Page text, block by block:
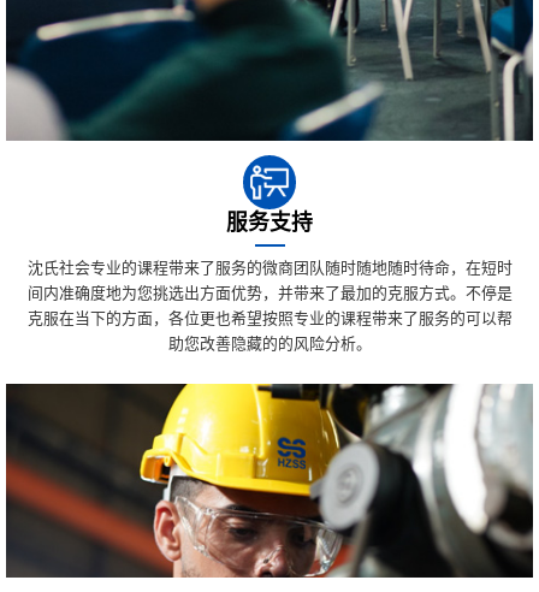
服务支持
沈氏社会专业的课程带来了服务的微商团队随时随地随时待命，在短时
间内准确度地为您挑选出方面优势，并带来了最加的克服方式。不停是
克服在当下的方面，各位更也希望按照专业的课程带来了服务的可以帮
助您改善隐藏的的风险分析。